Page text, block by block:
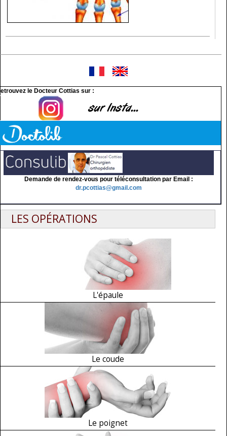
le Docteur Cottias sur :
Demande de rendez-vous pour téléconsultation par Email :
dr.pcottias@gmail.com
LES OPÉRATIONS
L'épaule
Le coude
Le poignet